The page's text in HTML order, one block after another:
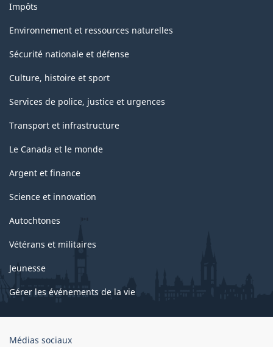
Impôts
Environnement et ressources naturelles
Sécurité nationale et défense
Culture, histoire et sport
Services de police, justice et urgences
Transport et infrastructure
Le Canada et le monde
Argent et finance
Science et innovation
Autochtones
Vétérans et militaires
Jeunesse
Gérer les événements de la vie
Organisation
Médias sociaux